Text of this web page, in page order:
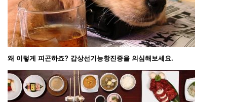
왜 이렇게 피곤하죠? 갑상선기능항진증을 의심해보세요.